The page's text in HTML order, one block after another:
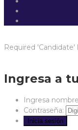
Required
Ingresa a
Ingresa
Contraseña: